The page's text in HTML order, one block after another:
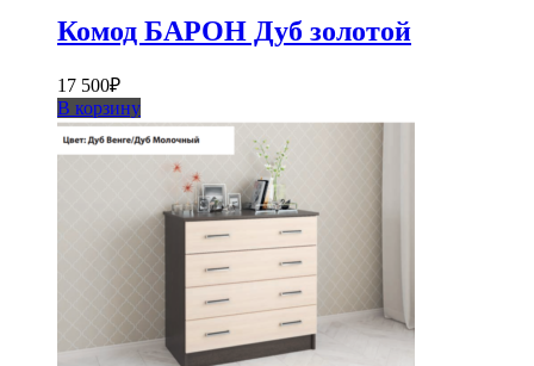
Комод БАРОН Дуб золотой
17 500₽
В корзину